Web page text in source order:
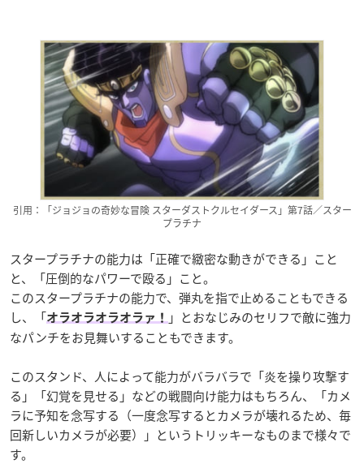
引用：「ジョジョの奇妙な冒険 スターダストクルセイダース」第7話／スター
プラチナ
スタープラチナの能力は「正確で緻密な動きができる」こと
と、「圧倒的なパワーで殴る」こと。
このスタープラチナの能力で、弾丸を指で止めることもできる
し、「オラオラオラオラァ！
」とおなじみのセリフで敵に強力
なパンチをお見舞いすることもできます。
このスタンド、人によって能力がバラバラで「炎を操り攻撃す
る」「幻覚を見せる」などの戦闘向け能力はもちろん、「カメ
ラに予知を念写する（一度念写するとカメラが壊れるため、毎
回新しいカメラが必要）」というトリッキーなものまで様々で
す。